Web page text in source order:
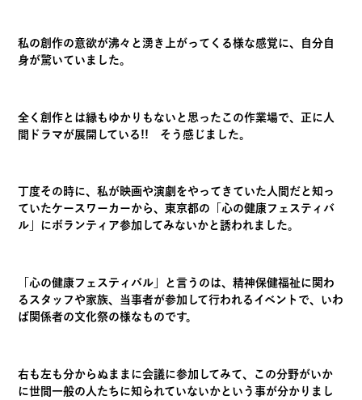
私の創作の意欲が沸々と湧き上がってくる様な感覚に、自分自
身が驚いていました。
全く創作とは縁もゆかりもないと思ったこの作業場で、正に人
間ドラマが展開している!! そう感じました。
丁度その時に、私が映画や演劇をやってきていた人間だと知っ
ていたケースワーカーから、東京都の「心の健康フェスティバ
ル」にボランティア参加してみないかと誘われました。
「心の健康フェスティバル」と言うのは、精神保健福祉に関わ
るスタッフや家族、当事者が参加して行われるイベントで、いわ
ば関係者の文化祭の様なものです。
右も左も分からぬままに会議に参加してみて、この分野がいか
に世間一般の人たちに知られていないかという事が分かりまし